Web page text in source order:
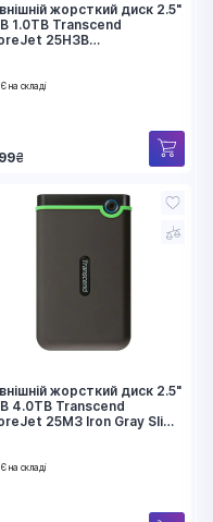
жорсткий диск 2.5"
1.0TB Transcend
25H3B
Є на складі
₴
жорсткий диск 2.5"
4.0TB Transcend
25M3 Iron Gray Slim
Є на складі